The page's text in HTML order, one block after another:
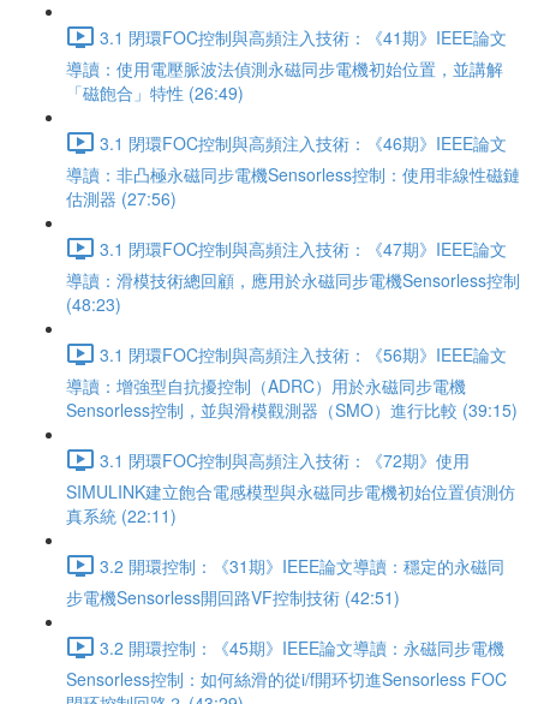
3.1 閉環FOC控制與高頻注入技術：《41期》IEEE論文
導讀：使用電壓脈波法偵測永磁同步電機初始位置，並講解
「磁飽合」特性 (26:49)
3.1 閉環FOC控制與高頻注入技術：《46期》IEEE論文
導讀：非凸極永磁同步電機Sensorless控制：使用非線性磁鏈
估測器 (27:56)
3.1 閉環FOC控制與高頻注入技術：《47期》IEEE論文
導讀：滑模技術總回顧，應用於永磁同步電機Sensorless控制
(48:23)
3.1 閉環FOC控制與高頻注入技術：《56期》IEEE論文
導讀：增強型自抗擾控制（ADRC）用於永磁同步電機
Sensorless控制，並與滑模觀測器（SMO）進行比較 (39:15)
3.1 閉環FOC控制與高頻注入技術：《72期》使用
SIMULINK建立飽合電感模型與永磁同步電機初始位置偵測仿
真系統 (22:11)
3.2 開環控制：《31期》IEEE論文導讀：穩定的永磁同
步電機Sensorless開回路VF控制技術 (42:51)
3.2 開環控制：《45期》IEEE論文導讀：永磁同步電機
Sensorless控制：如何絲滑的從i/f開环切進Sensorless FOC